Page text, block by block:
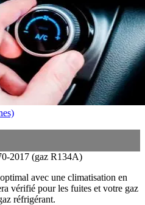
2017 (gaz R134A)
avec une climatisation en
vérifié pour les fuites et votre gaz
réfrigérant.